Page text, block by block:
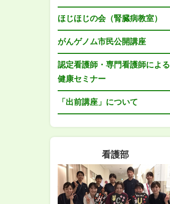
ほじほじの会（腎臓病教室）
がんゲノム市民公開講座
認定看護師・専門看護師による
健康セミナー
「出前講座」について
看護部